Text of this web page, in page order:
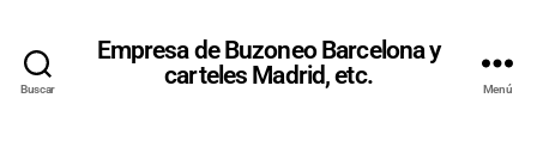
Buscar
Empresa de Buzoneo Barcelona y
carteles Madrid, etc.
Menú